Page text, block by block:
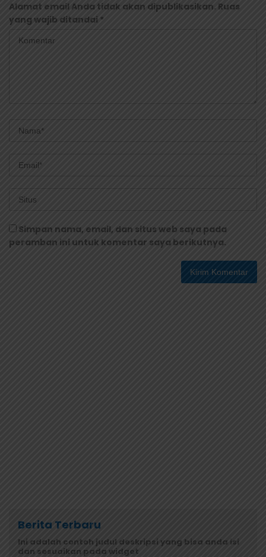
Alamat email Anda tidak akan dipublikasikan. Ruas
yang wajib ditandai *
Simpan nama, email, dan situs web saya pada
peramban ini untuk komentar saya berikutnya.
Berita Terbaru
Ini adalah contoh judul deskripsi yang bisa anda isi
dan sesuaikan pada widget